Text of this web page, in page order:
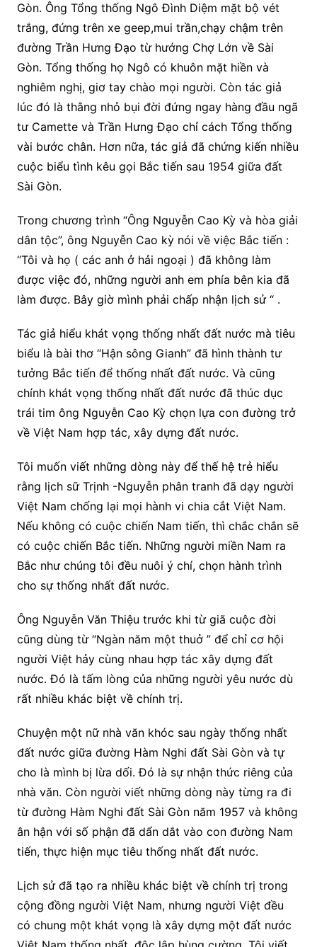
Gòn. Ông Tổng thống Ngô Đình Diệm mặt bộ vét
trắng, đứng trên xe geep,mui trần,chạy chậm trên
đường Trần Hưng Đạo từ hướng Chợ Lớn về Sài
Gòn. Tổng thống họ Ngô có khuôn mặt hiền và
nghiêm nghị, giơ tay chào mọi người. Còn tác giả
lúc đó là thằng nhỏ bụi đời đứng ngay hàng đầu ngã
tư Camette và Trần Hưng Đạo chỉ cách Tổng thống
vài bước chân. Hơn nữa, tác giả đã chứng kiến nhiều
cuộc biểu tình kêu gọi Bắc tiến sau 1954 giữa đất
Sài Gòn.
Trong chương trình “Ông Nguyễn Cao Kỳ và hòa giải
dân tộc”, ông Nguyễn Cao kỳ nói về việc Bắc tiến :
“Tôi và họ ( các anh ở hải ngoại ) đã không làm
được việc đó, những người anh em phía bên kia đã
làm được. Bây giờ mình phải chấp nhận lịch sử “ .
Tác giả hiểu khát vọng thống nhất đất nước mà tiêu
biểu là bài thơ “Hận sông Gianh” đã hình thành tư
tưởng Bắc tiến để thống nhất đất nước. Và cũng
chính khát vọng thống nhất đất nước đã thúc dục
trái tim ông Nguyễn Cao Kỳ chọn lựa con đường trở
về Việt Nam hợp tác, xây dựng đất nước.
Tôi muốn viết những dòng này để thế hệ trẻ hiểu
rằng lịch sữ Trịnh -Nguyễn phân tranh đã dạy người
Việt Nam chống lại mọi hành vi chia cắt Việt Nam.
Nếu không có cuộc chiến Nam tiến, thì chắc chắn sẽ
có cuộc chiến Bắc tiến. Những người miền Nam ra
Bắc như chúng tôi đều nuôi ý chí, chọn hành trình
cho sự thống nhất đất nước.
Ông Nguyễn Văn Thiệu trước khi từ giã cuộc đời
cũng dùng từ “Ngàn năm một thuở ” để chỉ cơ hội
người Việt hảy cùng nhau hợp tác xây dựng đất
nước. Đó là tấm lòng của những người yêu nước dù
rất nhiều khác biệt về chính trị.
Chuyện một nữ nhà văn khóc sau ngày thống nhất
đất nước giữa đường Hàm Nghi đất Sài Gòn và tự
cho là mình bị lừa dối. Đó là sự nhận thức riêng của
nhà văn. Còn người viết những dòng này từng ra đi
từ đường Hàm Nghi đất Sài Gòn năm 1957 và không
ân hận với số phận đã dẩn dắt vào con đường Nam
tiến, thực hiện mục tiêu thống nhất đất nước.
Lịch sử đã tạo ra nhiều khác biệt về chính trị trong
cộng đồng người Việt Nam, nhưng người Việt đều
có chung một khát vọng là xây dựng một đất nước